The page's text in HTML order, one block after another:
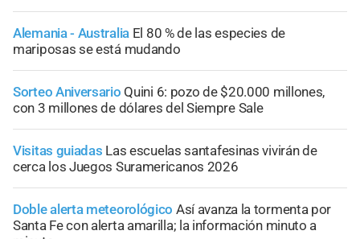
Alemania - Australia El 80 % de las especies de
mariposas se está mudando
Sorteo Aniversario Quini 6: pozo de $20.000 millones,
con 3 millones de dólares del Siempre Sale
Visitas guiadas Las escuelas santafesinas vivirán de
cerca los Juegos Suramericanos 2026
Doble alerta meteorológico Así avanza la tormenta por
Santa Fe con alerta amarilla; la información minuto a